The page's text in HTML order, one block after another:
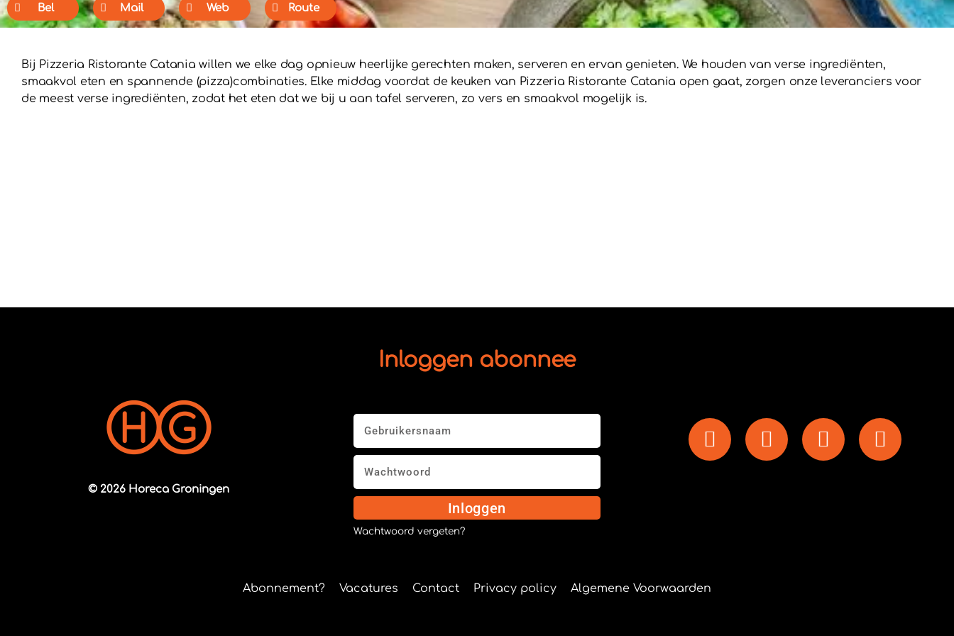
Bel Mail Web Route
Bij Pizzeria Ristorante Catania willen we elke dag opnieuw heerlijke gerechten maken, serveren en ervan genieten. We houden van verse ingrediënten,
smaakvol eten en spannende (pizza)combinaties. Elke middag voordat de keuken van Pizzeria Ristorante Catania open gaat, zorgen onze leveranciers voor
de meest verse ingrediënten, zodat het eten dat we bij u aan tafel serveren, zo vers en smaakvol mogelijk is.
© 2026 Horeca Groningen
Inloggen abonnee
Inloggen
Wachtwoord vergeten?
Abonnement? Vacatures Contact Privacy policy Algemene Voorwaarden